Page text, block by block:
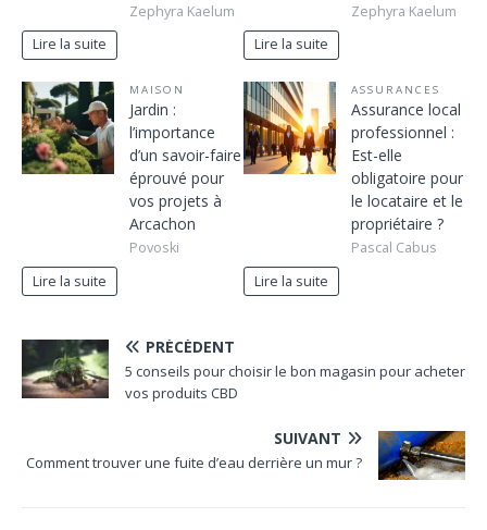
Zephyra Kaelum
Lire la suite
Zephyra Kaelum
Lire la suite
MAISON
Jardin :
l’importance
d’un savoir-faire
éprouvé pour
vos projets à
Arcachon
Povoski
Lire la suite
ASSURANCES
Assurance local
professionnel :
Est-elle
obligatoire pour
le locataire et le
propriétaire ?
Pascal Cabus
Lire la suite
PRÉCÉDENT
5 conseils pour choisir le bon magasin pour acheter
vos produits CBD
SUIVANT
Comment trouver une fuite d’eau derrière un mur ?